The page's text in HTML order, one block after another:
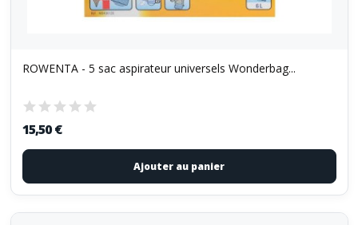
ROWENTA - 5 sac aspirateur universels Wonderbag...
15,50 €
Ajouter au panier